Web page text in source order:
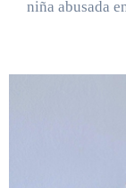
niña abusada